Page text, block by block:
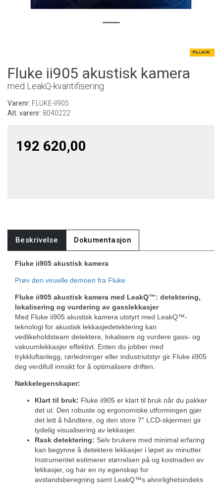
Fluke ii905 akustisk kamera
med LeakQ-kvantifisering
Varenr: FLUKE-II905
Alt. varenr: 8040222
192 620,00
Beskrivelse Dokumentasjon
Fluke ii905 akustisk kamera
Prøv den viruelle demoen fra Fluke
Fluke ii905 akustisk kamera med LeakQ™: detektering,
lokalisering og vurdering av gasslekkasjer
Med Fluke ii905 akustisk kamera utstyrt med LeakQ™-
teknologi for akustisk lekkasjedetektering kan
vedlikeholdsteam detektere, lokalisere og vurdere gass- og
vakuumlekkasjer effektivt. Enten du jobber med
trykkluftanlegg, rørledninger eller industriutstyr gir Fluke ii905
deg verdifull innsikt for å optimalisere driften.
Nøkkelegenskaper:
Klart til bruk: Fluke ii905 er klart til bruk når du pakker
det ut. Den robuste og ergonomiske utformingen gjør
det lett å håndtere, og den store 7" LCD-skjermen gir
tydelig visualisering av lekkasjer.
Rask detektering: Selv brukere med minimal erfaring
kan begynne å detektere lekkasjer i løpet av minutter.
Instrumentet estimerer størrelsen på og kostnaden av
lekkasjer, og har en ny egenskap for
avstandsberegning samt LeakQ™s alvorlighetsindeks